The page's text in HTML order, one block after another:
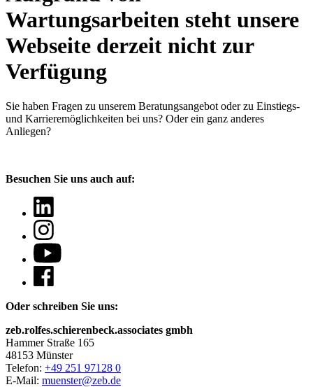
Wartungsarbeiten steht unsere
Webseite derzeit nicht zur
Verfügung
Sie haben Fragen zu unserem Beratungsangebot oder zu Einstiegs-
und Karrieremöglichkeiten bei uns? Oder ein ganz anderes
Anliegen?
Besuchen Sie uns auch auf:
Oder schreiben Sie uns:
zeb.rolfes.schierenbeck.associates gmbh
Hammer Straße 165
48153 Münster
Telefon: +49 251 97128 0
E-Mail: muenster@zeb.de